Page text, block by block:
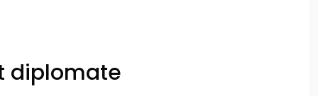
diplomate